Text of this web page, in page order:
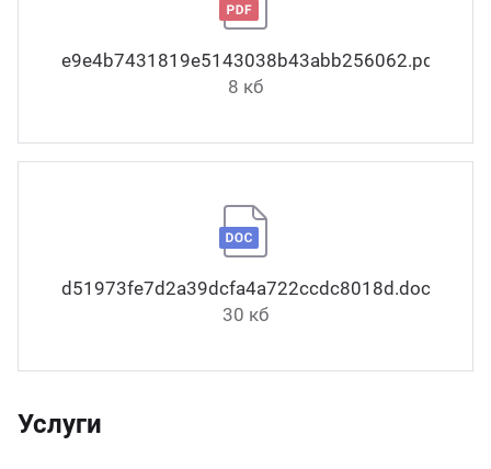
e9e4b7431819e5143038b43abb256062.pdf
8 кб
d51973fe7d2a39dcfa4a722ccdc8018d.docx
30 кб
Услуги